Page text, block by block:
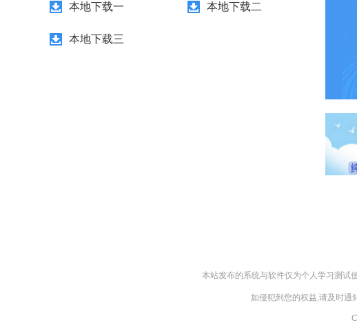
本地下载一 本地下载二
本地下载三
本站发布的系统与软件仅为个人学习测试
如侵犯到您的权益,请及时通